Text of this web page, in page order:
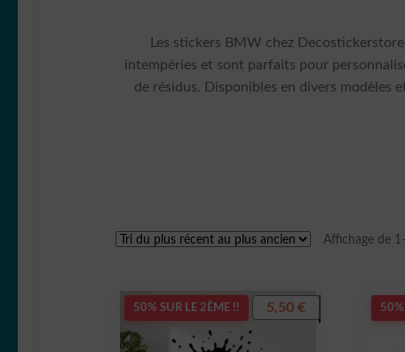
Les stickers BMW chez
intempéries et sont parfaits pour
de résidus. Disponibles en divers
Affichage de
50% SUR LE 2ÈME !! 5,50€ 50%